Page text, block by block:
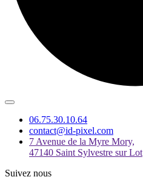
06.75.30.10.64
contact@id-pixel.com
7 Avenue de la Myre Mory,
47140 Saint Sylvestre sur Lot
Suivez nous